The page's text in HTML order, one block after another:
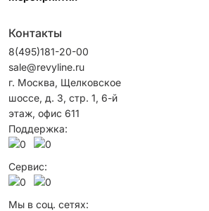
Контакты
8(495)181-20-00
sale@revyline.ru
г. Москва, Щелковское
шоссе, д. 3, стр. 1, 6-й
этаж, офис 611
Поддержка:
Сервис:
Мы в соц. сетях: